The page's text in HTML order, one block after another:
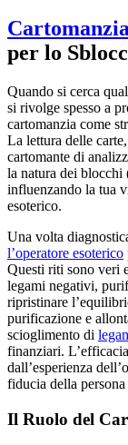
per lo
Quando si cerca
si rivolge spesso a
cartomanzia come
La lettura delle
cartomante di
la natura dei blocchi
influenzando la tua
esoterico.
Una volta
l’operatore esoterico
Questi riti sono veri
legami negativi,
ripristinare
purificazione e
scioglimento di
finanziari.
dall’esperienza
fiducia della
Il Ruolo del